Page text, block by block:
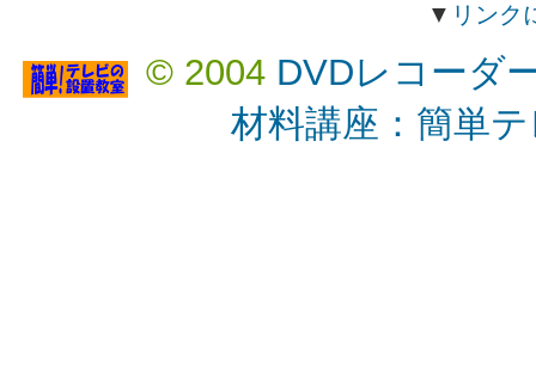
▼ リンク
© 2004 DVDレコーダ
材料講座：簡単